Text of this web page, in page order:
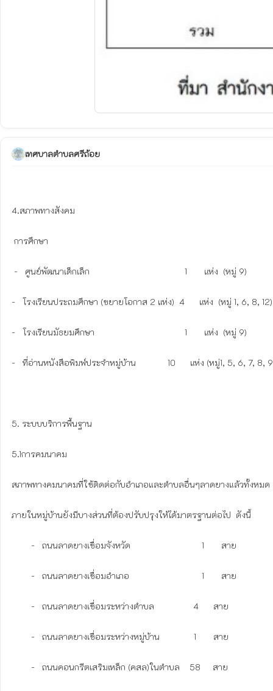
เทศบาลตำบลศรีถ้อย
4.สภาพทางสังคม
-   โรงเรียนประถมศึกษา (ขยายโอกาส 2 แห่ง)  4      แห่ง  (หมู่ 1, 6, 8, 12)
-   โรงเรียนมัธยมศึกษา                                     1       แห่ง  (หมู่ 9)
-   ที่อ่านหนังสือพิมพ์ประจำหมู่บ้าน 	        10      แห่ง (หมู่1, 5, 6, 7, 8, 9,
5. ระบบบริการพื้นฐาน
5.1การคมนาคม
สภาพทางคมนาคมที่ใช้ติดต่อกับอำเภอและตำบลอื่นๆลาดยางแล้วทั้งหม
ภายในหมู่บ้านยังมีบางส่วนที่ต้องปรับปรุงให้ได้มาตรฐานต่อไป  ดังนี้